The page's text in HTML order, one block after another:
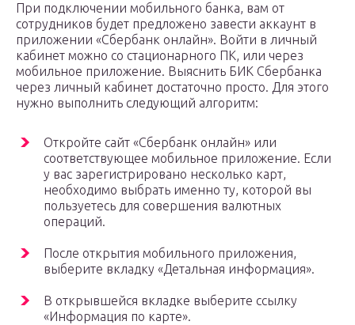
При подключении мобильного банка, вам от
сотрудников будет предложено завести аккаунт в
приложении «Сбербанк онлайн». Войти в личный
кабинет можно со стационарного ПК, или через
мобильное приложение. Выяснить БИК Сбербанка
через личный кабинет достаточно просто. Для этого
нужно выполнить следующий алгоритм:
Откройте сайт «Сбербанк онлайн» или
соответствующее мобильное приложение. Если
у вас зарегистрировано несколько карт,
необходимо выбрать именно ту, которой вы
пользуетесь для совершения валютных
операций.
После открытия мобильного приложения,
выберите вкладку «Детальная информация».
В открывшейся вкладке выберите ссылку
«Информация по карте».